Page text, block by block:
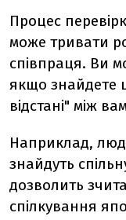
Процес
може тривати
співпраця. Ви
якщо знайдете
відстані" між
Наприклад,
знайдуть
дозволить
спілкування